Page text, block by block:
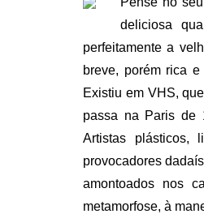
deliciosa
perfeitamente a
breve, porém rica
Existiu em VHS,
passa na Paris de
Artistas plásticos,
provocadores
amontoados nos
metamorfose, à